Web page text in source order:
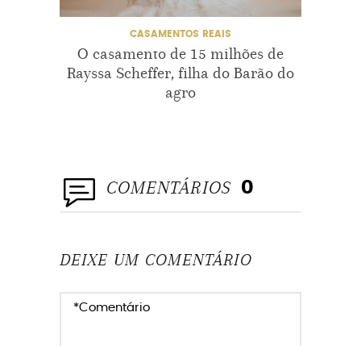
MODELODESVESTIDODENOIVA
PROJETONOIVINHA ROMANA
VESTIDODENOIVA
CASAMENTOS REAIS
O casamento de 15 milhões de
Rayssa Scheffer, filha do Barão do
agro
COMENTÁRIOS 0
DEIXE UM COMENTÁRIO